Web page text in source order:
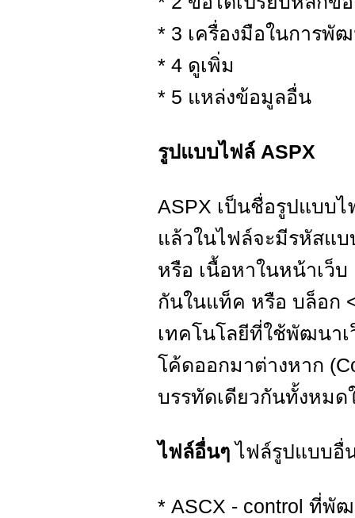
* 3 เครื่องมือในการพั
* 4 ดูเพิ่ม
* 5 แหล่งข้อมูลอื่น
รูปแบบไฟล์ ASPX
ASPX เป็นชื่อรูปแบบ
แล้วในไฟล์จะมีรหัสแบ
หรือ เนื้อหาในหน้าเว็
กันในแท็ค หรือ บล็อก
เทคโนโลยีที่ใช้พัฒนาเ
โค้ดออกมาต่างหาก
บรรทัดเดียวกันทั้งหม
ไฟล์อื่นๆ ไฟล์รูปแบบอื่
* ASCX - control ที่พั